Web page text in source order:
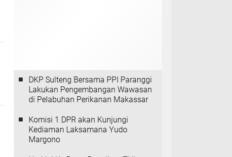
DKP Sulteng Bersama PPI Paranggi
Lakukan Pengembangan Wawasan
di Pelabuhan Perikanan Makassar
Komisi 1 DPR akan Kunjungi
Kediaman Laksamana Yudo
Margono